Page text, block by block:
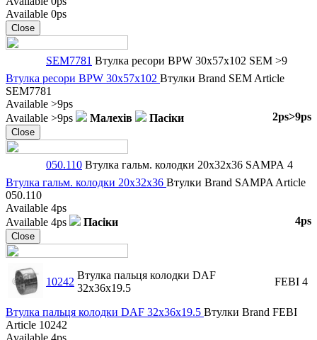
Available 0ps
Close
SEM7781 Втулка ресори BPW 30x57x102 SEM >9
Втулка ресори BPW 30x57x102 Втулки Brand SEM Article
SEM7781
Available >9ps
Available >9ps Малехів >9ps
Пасіки 2ps
Close
050.110 Втулка гальм. колодки 20x32x36 SAMPA 4
Втулка гальм. колодки 20x32x36 Втулки Brand SAMPA Article
050.110
Available 4ps
Available 4ps Пасіки 4ps
Close
10242
Втулка пальця колодки DAF
32x36x19.5
FEBI 4
Втулка пальця колодки DAF 32x36x19.5 Втулки Brand FEBI
Article 10242